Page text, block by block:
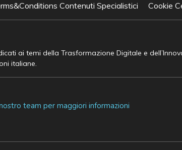
Contenuti Specialistici Cookie
ai temi della Trasformazione Digitale e
italiane.
team per maggiori informazioni